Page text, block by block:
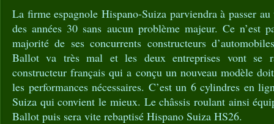
La firme espagnole Hispano-Suiza parviendra à passer
des années 30 sans aucun problème majeur. Ce n’est
majorité de ses concurrents constructeurs
Ballot va très mal et les deux entreprises vont se
constructeur français qui a conçu un nouveau modèle
les performances nécessaires. C’est un 6 cylindres en
Suiza qui convient le mieux. Le châssis roulant ainsi
Ballot puis sera vite rebaptisé Hispano Suiza HS26.